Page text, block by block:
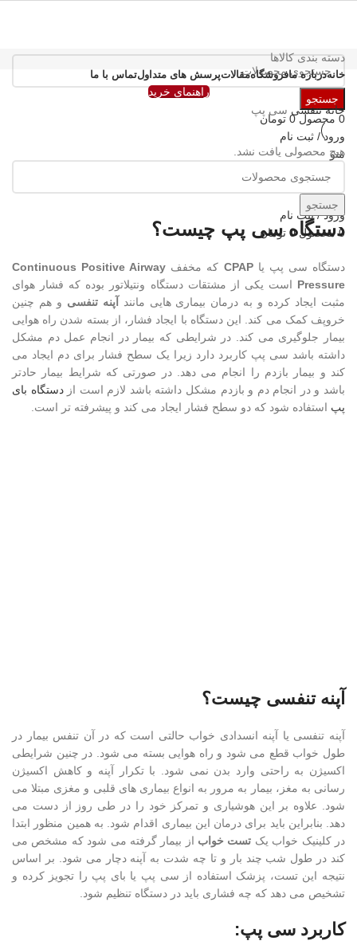
جستجو
0 محصول 0 تومان
ورود / ثبت نام
منو
ورود / ثبت نام
0 محصول 0 تومان
دسته بندی کالاها
خانهدرباره مافروشگاهمقالاتپرسش های متداولتماس با ما
راهنمای خرید
خانهتنفسی سی پپ
هیچ محصولی یافت نشد.
جستجو
دستگاه سی پپ چیست؟
دستگاه سی پپ یاCPAP که مخفف Continuous Positive Airway
Pressure است یکی از مشتقات دستگاه ونتیلاتور بوده که فشار هوای
مثبت ایجاد کرده و به درمان بیماری هایی مانند
آپنه تنفسی و هم چنین
خروپف کمک می کند. این دستگاه با ایجاد فشار، از بسته شدن راه هوایی
بیمار جلوگیری می کند. در شرایطی که بیمار در انجام عمل دم مشکل
داشته باشد سی پپ کاربرد دارد زیرا یک سطح فشار برای دم ایجاد می
کند و بیمار بازدم را انجام می دهد. در صورتی که شرایط بیمار حادتر
باشد و در انجام دم و بازدم مشکل داشته باشد لازم است ازدستگاه بای
پپ استفاده شود که دو سطح فشار ایجاد می کند و پیشرفته تر است.
آپنه تنفسی چیست؟
آپنه تنفسی یا آپنه انسدادی خواب حالتی است که در آن تنفس بیمار در
طول خواب قطع می شود و راه هوایی بسته می شود. در چنین شرایطی
اکسیژن به راحتی وارد بدن نمی شود. با تکرار آپنه و کاهش اکسیژن
رسانی به مغز، بیمار به مرور به انواع بیماری های قلبی و مغزی مبتلا می
شود. علاوه بر این هوشیاری و تمرکز خود را در طی روز از دست می
دهد. بنابراین باید برای درمان این بیماری اقدام شود. به همین منظور ابتدا
در کلینیک خواب یک تست خواب از بیمار گرفته می شود که مشخص می
کند در طول شب چند بار و تا چه شدت به آپنه دچار می شود. بر اساس
نتیجه این تست، پزشک استفاده از سی پپ یا بای پپ را تجویز کرده و
تشخیص می دهد که چه فشاری باید در دستگاه تنظیم شود.
کاربرد سی پپ: